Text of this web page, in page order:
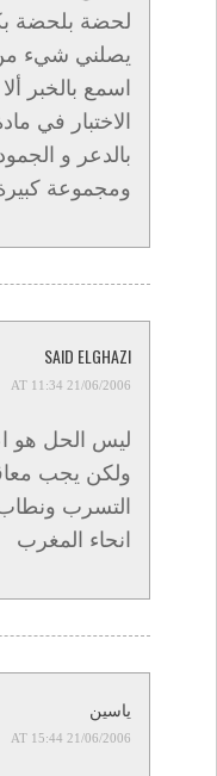
لحضة بلحضة
يصلني شيء من
اسمع بالخبر
الاختبار في
بالدعر و
ومجموعة
SAID ELGHAZI
21/06/2006 AT 11:34
ليس الحل هو
ولكن يجب
التسرب ونطاب
انحاء المغرب
ياسين
21/06/2006 AT 15:44